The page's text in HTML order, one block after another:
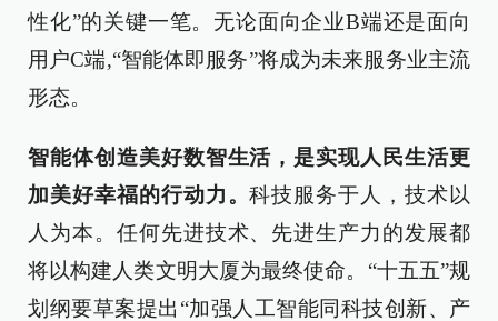
性化”的关键一笔。无论面向企业B端还是面向
用户C端,“智能体即服务”将成为未来服务业主流
形态。
智能体创造美好数智生活，是实现人民生活更
加美好幸福的行动力。科技服务于人，技术以
人为本。任何先进技术、先进生产力的发展都
将以构建人类文明大厦为最终使命。“十五五”规
划纲要草案提出“加强人工智能同科技创新、产